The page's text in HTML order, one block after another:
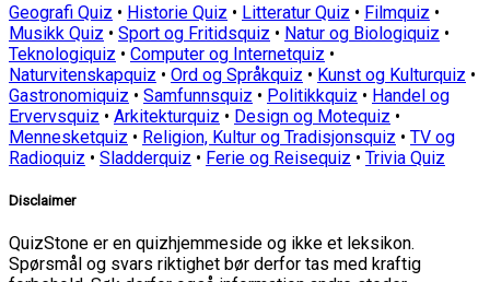
Geografi Quiz • Historie Quiz • Litteratur Quiz • Filmquiz •
Musikk Quiz • Sport og Fritidsquiz • Natur og Biologiquiz •
Teknologiquiz • Computer og Internetquiz •
Naturvitenskapquiz • Ord og Språkquiz • Kunst og Kulturquiz •
Gastronomiquiz • Samfunnsquiz • Politikkquiz • Handel og
Ervervsquiz • Arkitekturquiz • Design og Motequiz •
Mennesketquiz • Religion, Kultur og Tradisjonsquiz • TV og
Radioquiz • Sladderquiz • Ferie og Reisequiz • Trivia Quiz
Disclaimer
QuizStone er en quizhjemmeside og ikke et leksikon.
Spørsmål og svars riktighet bør derfor tas med kraftig